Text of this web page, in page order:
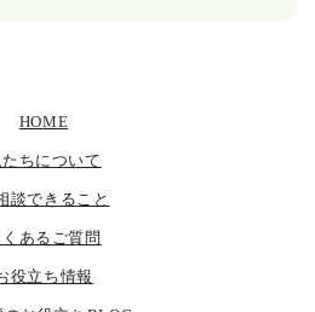
HOME
ちについて
談できること
くあるご質問
役立ち情報